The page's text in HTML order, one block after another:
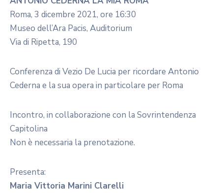
Roma, 3 dicembre 2021, ore 16:30
Museo dell’Ara Pacis, Auditorium
Via di Ripetta, 190
Conferenza di Vezio De Lucia per ricordare Antonio
Cederna e la sua opera in particolare per Roma
Incontro, in collaborazione con la Sovrintendenza
Capitolina
Non è necessaria la prenotazione.
Presenta:
Maria Vittoria Marini Clarelli